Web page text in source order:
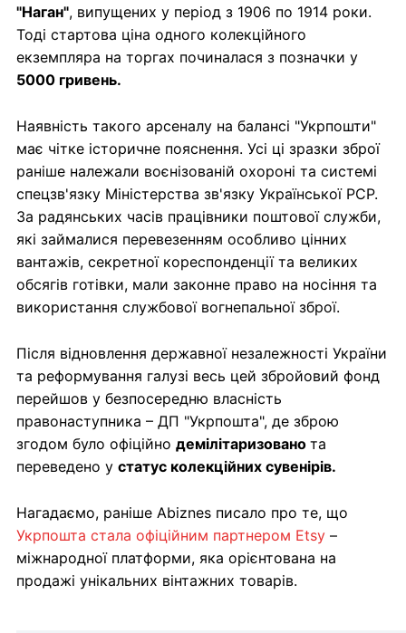
"Наган", випущених у період з 1906 по 1914 роки.
Тоді стартова ціна одного колекційного
екземпляра на торгах починалася з позначки у
5000 гривень.
Наявність такого арсеналу на балансі "Укрпошти"
має чітке історичне пояснення. Усі ці зразки зброї
раніше належали воєнізованій охороні та системі
спецзв'язку Міністерства зв'язку Української РСР.
За радянських часів працівники поштової служби,
які займалися перевезенням особливо цінних
вантажів, секретної кореспонденції та великих
обсягів готівки, мали законне право на носіння та
використання службової вогнепальної зброї.
Після відновлення державної незалежності України
та реформування галузі весь цей збройовий фонд
перейшов у безпосередню власність
правонаступника – ДП "Укрпошта", де зброю
згодом було офіційно демілітаризовано та
переведено у статус колекційних сувенірів.
Нагадаємо, раніше Abiznes писало про те, що
Укрпошта стала офіційним партнером Etsy –
міжнародної платформи, яка орієнтована на
продажі унікальних вінтажних товарів.